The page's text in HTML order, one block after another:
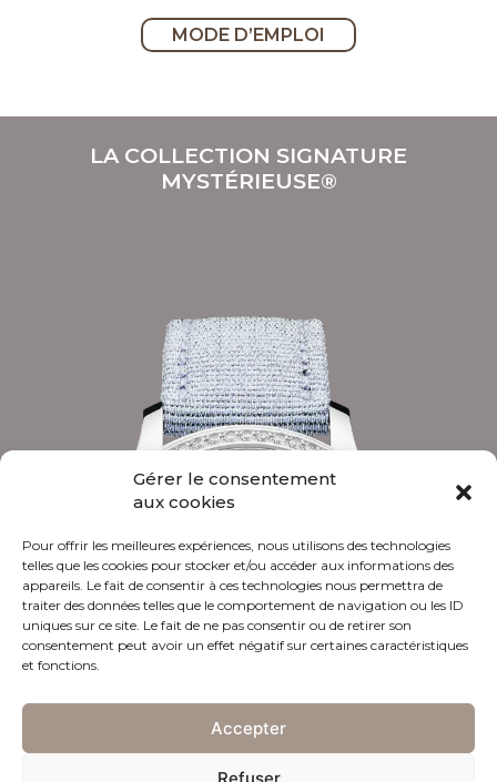
Gérer le consentement
aux cookies
Pour offrir les meilleures expériences, nous utilisons des technologies
telles que les cookies pour stocker et/ou accéder aux informations des
appareils. Le fait de consentir à ces technologies nous permettra de
traiter des données telles que le comportement de navigation ou les ID
uniques sur ce site. Le fait de ne pas consentir ou de retirer son
consentement peut avoir un effet négatif sur certaines caractéristiques
et fonctions.
Accepter
Refuser
MODE D’EMPLOI
LA COLLECTION SIGNATURE
MYSTÉRIEUSE®